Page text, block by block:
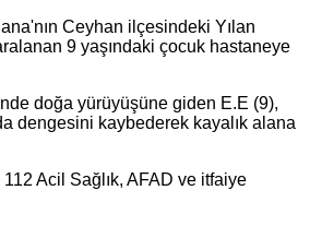
Ceyhan ilçesindeki Yılan
9 yaşındaki çocuk hastaneye
doğa yürüyüşüne giden E.E (9),
dengesini kaybederek kayalık alana
Acil Sağlık, AFAD ve itfaiye